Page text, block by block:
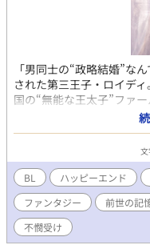
「男同士の“政略結婚”
された第三王子・ロイデ
国の“無能な王太子”ファ
男相手に“嫁入り”だと？
結婚生活。ところが夫は
た。外堀を埋め、逃げ道
だが、甘やかされてばか
屈辱を晴らすべく、策を練
その経験を生かし、嫁ぎ
った連中を経済でぶん殴れ
点の低い妻に、策士の夫
装う策士な執着溺愛攻め×
BL ハッピーエンド
ファンタジー
前世の記
不憫受け